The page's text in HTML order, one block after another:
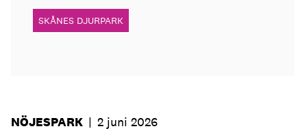
SKÅNES DJURPARK
NÖJESPARK | 2 juni 2026